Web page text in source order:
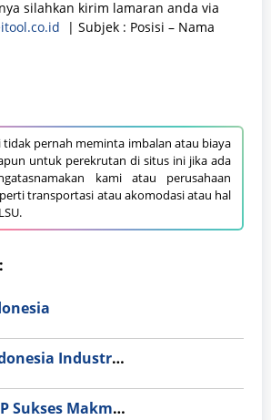
silahkan kirim lamaran anda via
| Subjek : Posisi – Nama
tidak pernah meminta imbalan atau biaya
untuk perekrutan di situs ini jika ada
kami atau perusahaan
transportasi atau akomodasi atau hal
PT Standard Indonesia Industry (PT SII)
PT Indofood CBP Sukses Makmur Tbk – Packaging Division